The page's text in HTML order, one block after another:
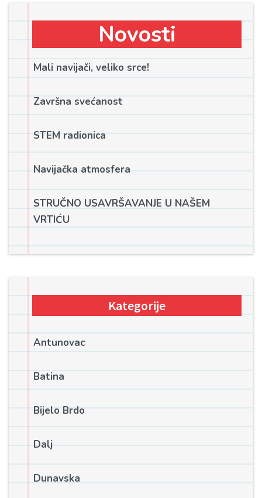
Novosti
Mali navijači, veliko srce!
Završna svećanost
STEM radionica
Navijačka atmosfera
STRUČNO USAVRŠAVANJE U NAŠEM
VRTIĆU
Kategorije
Antunovac
Batina
Bijelo Brdo
Dalj
Dunavska